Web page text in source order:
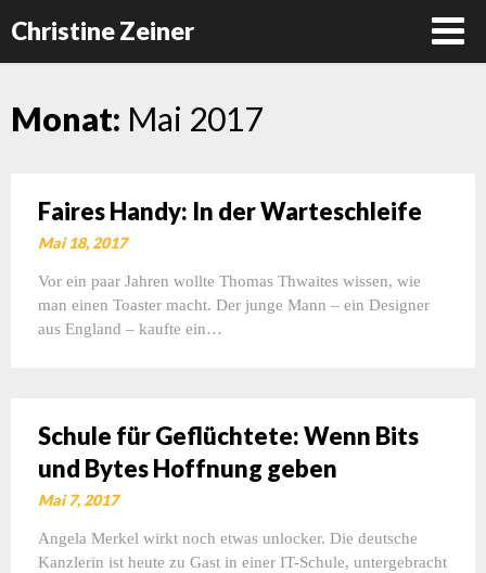
Christine Zeiner
Skip
Monat: Mai 2017
Faires Handy: In der Warteschleife
Mai 18, 2017
Vor ein paar Jahren wollte Thomas Thwaites wissen, wie
man einen Toaster macht. Der junge Mann – ein Designer
aus England – kaufte ein…
Schule für Geflüchtete: Wenn Bits
und Bytes Hoffnung geben
Mai 7, 2017
Angela Merkel wirkt noch etwas unlocker. Die deutsche
Kanzlerin ist heute zu Gast in einer IT-Schule, untergebracht